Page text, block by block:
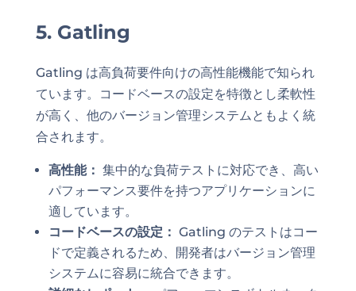
5. Gatling
Gatling は高負荷要件向けの高性能機能で知られ
ています。コードベースの設定を特徴とし柔軟性
が高く、他のバージョン管理システムともよく統
合されます。
高性能： 集中的な負荷テストに対応でき、高い
パフォーマンス要件を持つアプリケーションに
適しています。
コードベースの設定： Gatling のテストはコー
ドで定義されるため、開発者はバージョン管理
システムに容易に統合できます。